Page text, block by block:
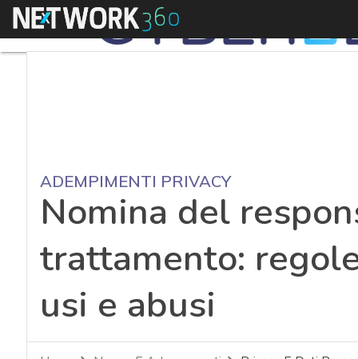
Menu
ADEMPIMENTI PRIVACY
Nomina del
trattamento:
usi e abusi